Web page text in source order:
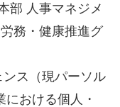
部 人事マネジメ
務・健康推進グ
ス（現パーソル
おける個人・